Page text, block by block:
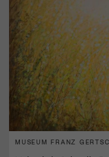
MUSEUM FRANZ